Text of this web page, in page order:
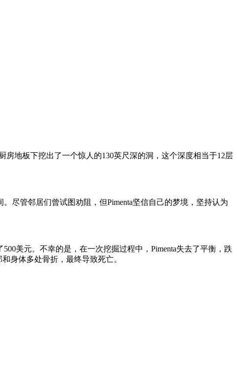
房地板下挖出了一个惊人的130英尺深的洞，这个深度相当于12层
尽管邻居们曾试图劝阻，但Pimenta坚信自己的梦境，坚持认为
美元。不幸的是，在一次挖掘过程中，Pimenta失去了平衡，跌
身体多处骨折，最终导致死亡。